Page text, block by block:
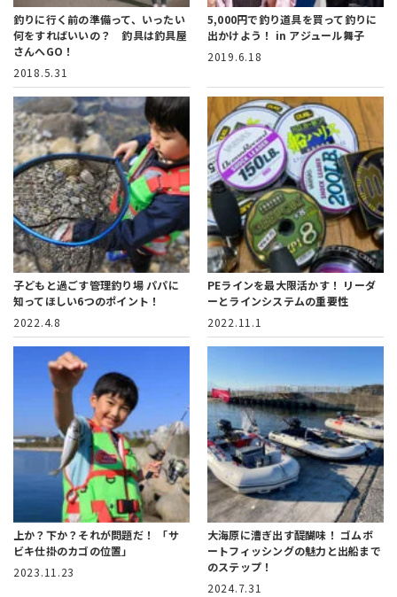
釣りに行く前の準備って、いったい
何をすればいいの？ 釣具は釣具屋
さんへGO！
2018.5.31
5,000円で釣り道具を買って釣りに
出かけよう！ in アジュール舞子
2019.6.18
子どもと過ごす管理釣り場 パパに
知ってほしい6つのポイント！
2022.4.8
PEラインを最大限活かす！ リーダ
ーとラインシステムの重要性
2022.11.1
上か？下か？それが問題だ！
「サ
ビキ仕掛のカゴの位置」
2023.11.23
大海原に漕ぎ出す醍醐味！ ゴムボ
ートフィッシングの魅力と出船まで
のステップ！
2024.7.31